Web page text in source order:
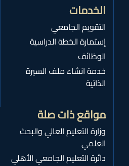
الخدمات
التقويم الجامعي
إستمارة الخطة الدراسية
الوظائف
خدمة انشاء ملف السيرة
الذاتية
مواقع ذات صلة
وزارة التعليم العالي والبحث
العلمي
دائرة التعليم الجامعي الأهلي